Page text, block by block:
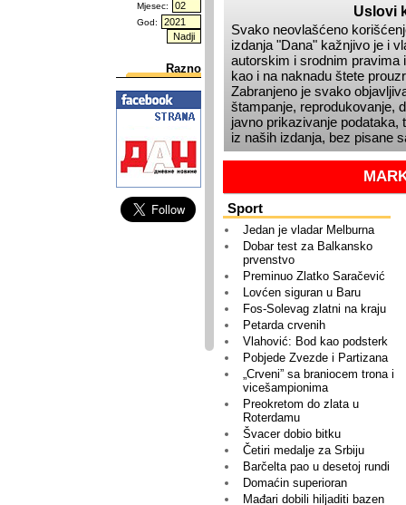
Mjesec:
God:
Razno
Uslovi
Svako neovlašćeno
izdanja Dana kažnjivo je i
autorskim i srodnim pravima
kao i na naknadu štete
Zabranjeno je svako
štampanje, reprodukovanje,
javno prikazivanje podataka,
iz naših izdanja, bez pisane
Sport
Jedan je vladar Melburna
Dobar test za Balkansko
prvenstvo
Preminuo Zlatko Saračević
Lovćen siguran u Baru
Fos-Solevag zlatni na kraju
Petarda crvenih
Vlahović: Bod kao podsterk
Pobjede Zvezde i Partizana
„Crveni” sa braniocem trona i
vicešampionima
Preokretom do zlata u
Roterdamu
Švacer dobio bitku
Četiri medalje za Srbiju
Barčelta pao u desetoj rundi
Domaćin superioran
Mađari dobili hiljaditi bazen